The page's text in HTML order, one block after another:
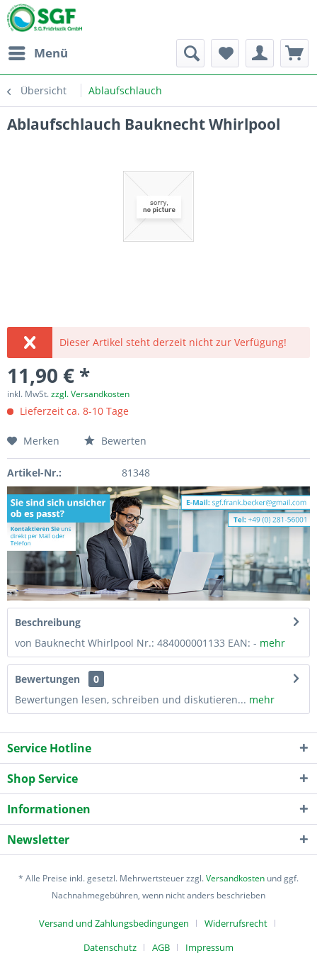
Menü
Übersicht Ablaufschlauch
Ablaufschlauch Bauknecht Whirlpool
Dieser Artikel steht derzeit nicht zur Verfügung!
11,90 € *
inkl. MwSt.zzgl. Versandkosten
Lieferzeit ca. 8-10 Tage
Merken Bewerten
Artikel-Nr.: 81348
Beschreibung
von Bauknecht Whirlpool Nr.: 484000001133 EAN: - mehr
Bewertungen
0
Bewertungen lesen, schreiben und diskutieren... mehr
Service Hotline
Shop Service
Informationen
Newsletter
* Alle Preise inkl. gesetzl. Mehrwertsteuer zzgl.Versandkosten und ggf.
Nachnahmegebühren, wenn nicht anders beschrieben
Versand und Zahlungsbedingungen
Widerrufsrecht
Datenschutz
AGB Impressum